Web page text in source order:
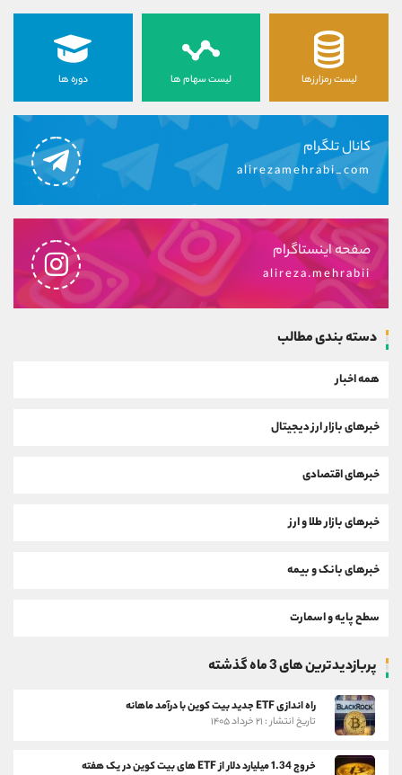
لیست رمزارزها لیست سهام ها دوره ها
کانال تلگرام
alirezamehrabi_com
صفحه اینستاگرام
alireza.mehrabii
دسته بندی مطالب
همه اخبار
خبرهای بازار ارز دیجیتال
خبرهای اقتصادی
خبرهای بازار طلا و ارز
خبرهای بانک و بیمه
سطح پایه و اسمارت
پربازدیدترین های 3 ماه گذشته
راه اندازی ETF جدید بیت کوین با درآمد ماهانه
تاریخ انتشار : ۲۱ خرداد ۱۴۰۵
خروج 1.34 میلیارد دلار از ETF های بیت کوین در یک هفته